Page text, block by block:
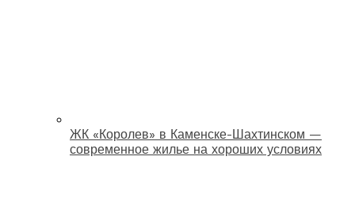
ЖК «Королев» в Каменске-Шахтинском —
современное жилье на хороших условиях